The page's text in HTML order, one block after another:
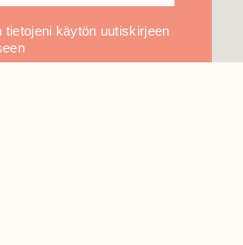
tietojeni käytön uutiskirjeen